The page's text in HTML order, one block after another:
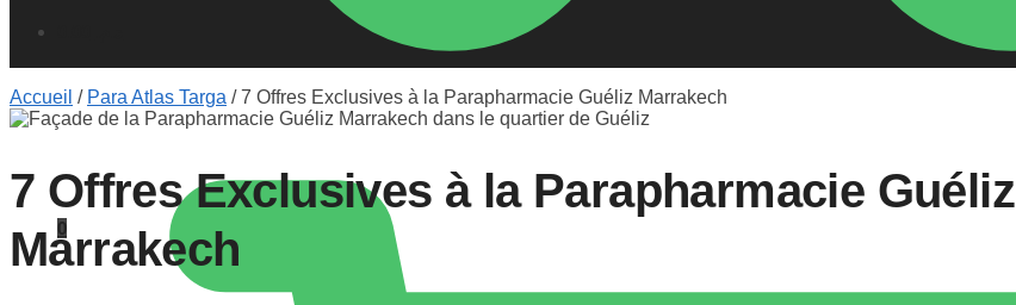
0
Accueil / Para Atlas Targa /7 Offres Exclusives à la Parapharmacie Guéliz Marrakech
7 Offres Exclusives à la Parapharmacie Guéliz
Marrakech